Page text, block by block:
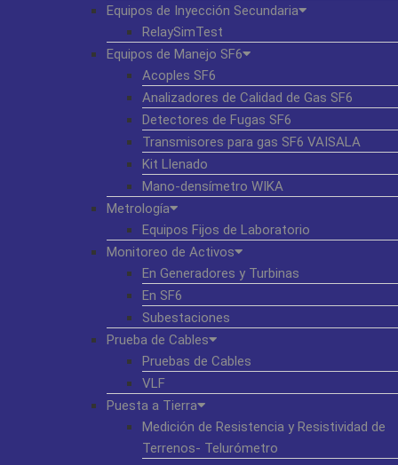
Equipos de Inyección Secundaria
RelaySimTest
Equipos de Manejo SF6
Acoples SF6
Analizadores de Calidad de Gas SF6
Detectores de Fugas SF6
Transmisores para gas SF6 VAISALA
Kit Llenado
Mano-densímetro WIKA
Metrología
Equipos Fijos de Laboratorio
Monitoreo de Activos
En Generadores y Turbinas
En SF6
Subestaciones
Prueba de Cables
Pruebas de Cables
VLF
Puesta a Tierra
Medición de Resistencia y Resistividad de
Terrenos- Telurómetro